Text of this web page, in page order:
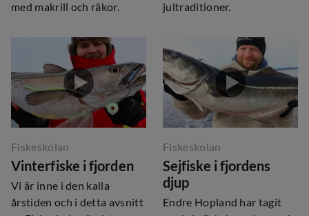
med makrill och räkor.
jultraditioner.
Fiskeskolan
Vinterfiske i fjorden
Vi är inne i den kalla
årstiden och i detta avsnitt
Fiskeskolan
Sejfiske i fjordens
djup
Endre Hopland har tagit